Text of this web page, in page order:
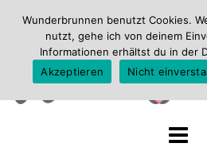
Wunderbrunnen benutzt Cookies.
nutzt, gehe ich von deinem
Informationen erhältst du in der
Akzeptieren
Nicht